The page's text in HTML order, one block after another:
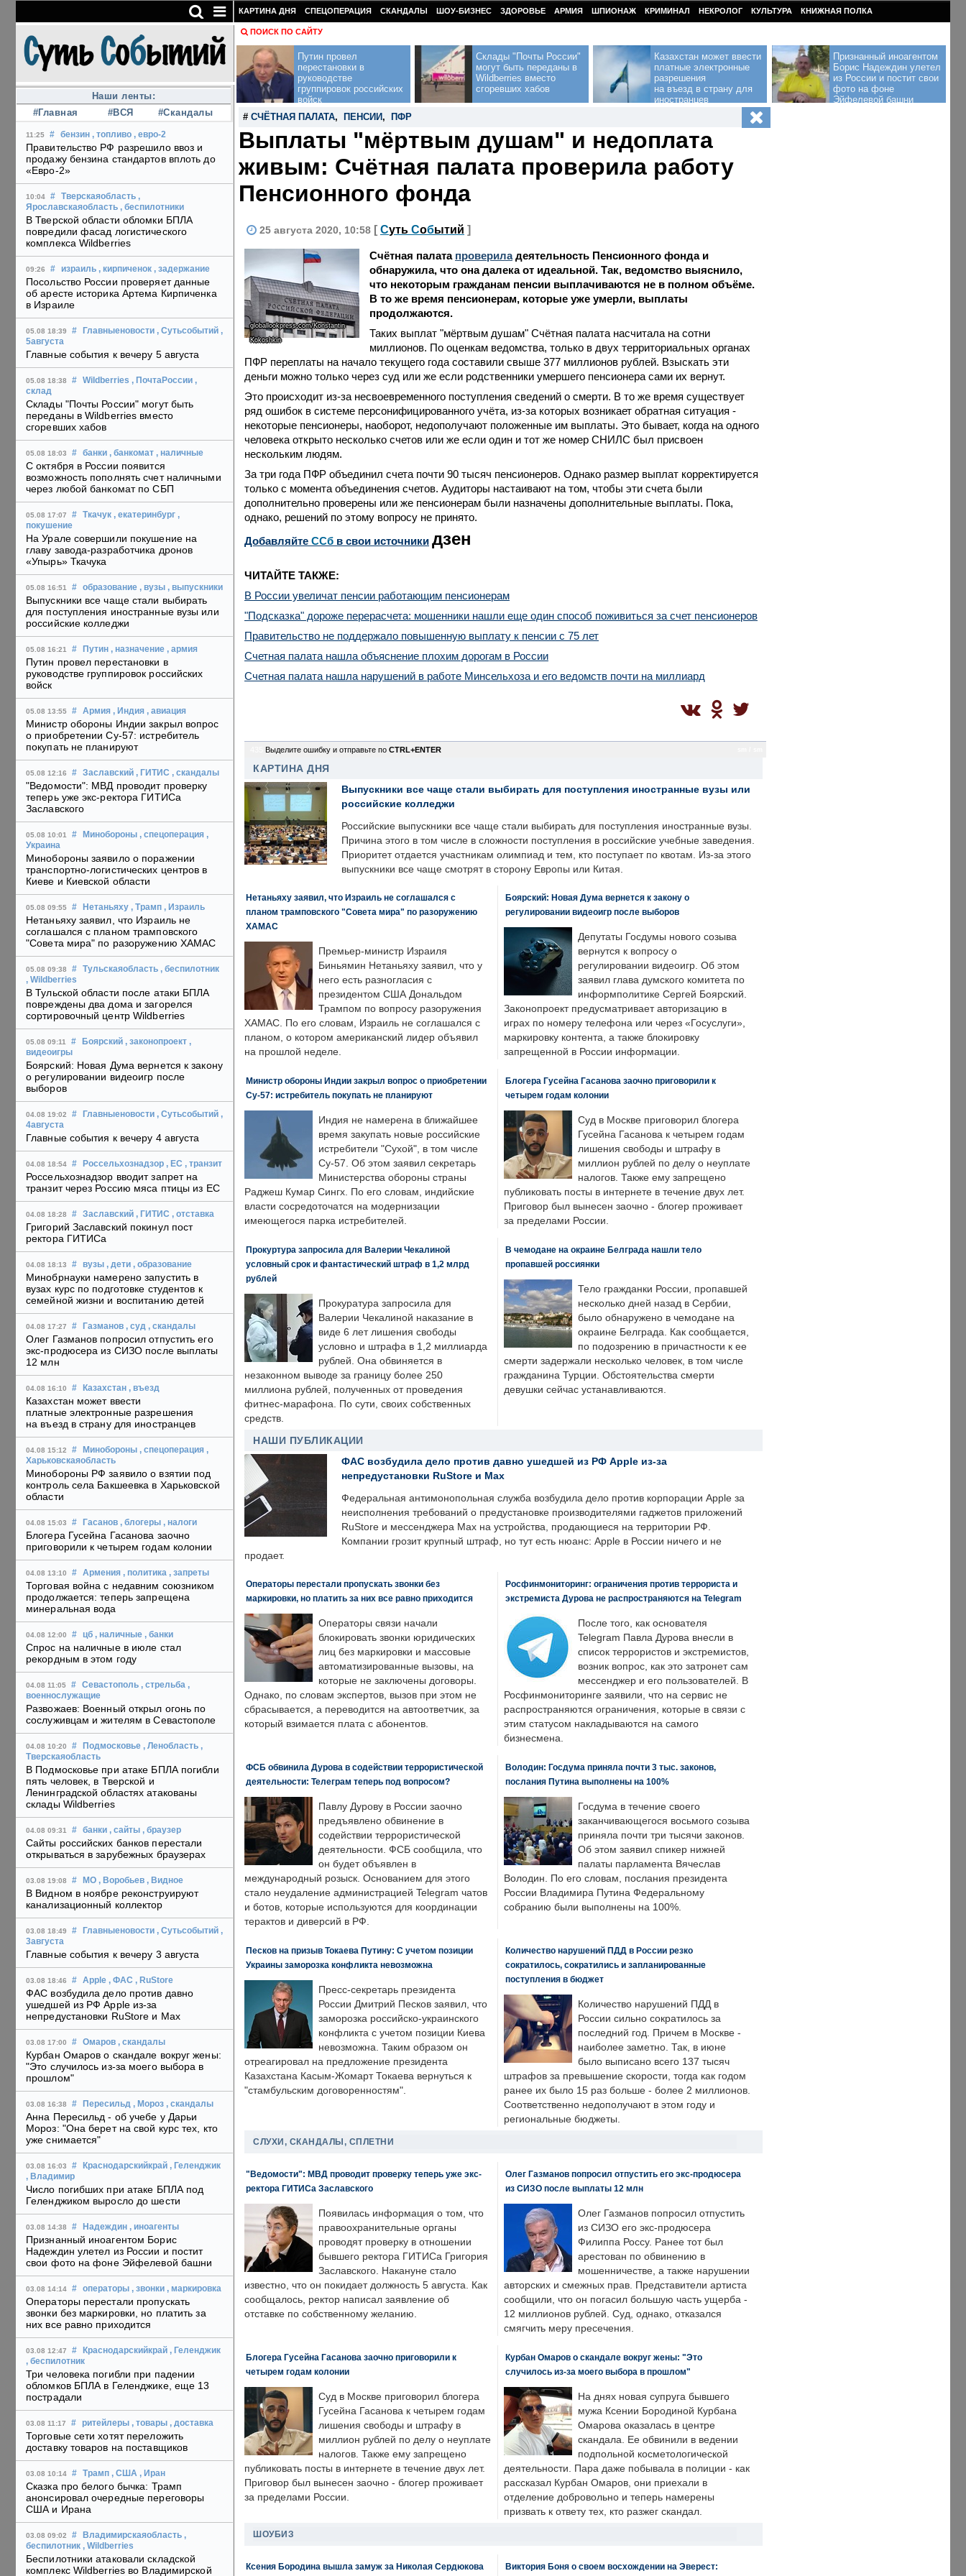
Наши ленты:
#Главная
#ВСЯ #Скандалы
11:25 # бензин , топливо , евро-2
Правительство РФ разрешило ввоз и
продажу бензина стандартов вплоть до
«Евро-2»
10:04 # Тверскаяобласть ,
Ярославскаяобласть , беспилотники
В Тверской области обломки БПЛА
повредили фасад логистического
комплекса Wildberries
09:26 # израиль , кирпиченок , задержание
Посольство России проверяет данные
об аресте историка Артема Кирпиченка
в Израиле
05.08 18:39 # Главныеновости , Сутьсобытий ,
5августа
Главные события к вечеру 5 августа
05.08 18:38 # Wildberries , ПочтаРоссии ,
склад
Склады "Почты России" могут быть
переданы в Wildberries вместо
сгоревших хабов
05.08 18:03 # банки , банкомат , наличные
С октября в России появится
возможность пополнять счет наличными
через любой банкомат по СБП
05.08 17:07 # Ткачук , екатеринбург ,
покушение
На Урале совершили покушение на
главу завода-разработчика дронов
«Упырь» Ткачука
05.08 16:51 # образование , вузы , выпускники
Выпускники все чаще стали выбирать
для поступления иностранные вузы или
российские колледжи
05.08 16:21 # Путин , назначение , армия
Путин провел перестановки в
руководстве группировок российских
войск
05.08 13:55 # Армия , Индия , авиация
Министр обороны Индии закрыл вопрос
о приобретении Су-57: истребитель
покупать не планируют
05.08 12:16 # Заславский , ГИТИС , скандалы
"Ведомости": МВД проводит проверку
теперь уже экс-ректора ГИТИСа
Заславского
05.08 10:01 # Минобороны , спецоперация ,
Украина
Минобороны заявило о поражении
транспортно-логистических центров в
Киеве и Киевской области
05.08 09:55 # Нетаньяху , Трамп , Израиль
Нетаньяху заявил, что Израиль не
соглашался с планом трамповского
"Совета мира" по разоружению ХАМАС
05.08 09:38 # Тульскаяобласть , беспилотник
, Wildberries
В Тульской области после атаки БПЛА
повреждены два дома и загорелся
сортировочный центр Wildberries
05.08 09:11 # Боярский , законопроект ,
видеоигры
Боярский: Новая Дума вернется к закону
о регулировании видеоигр после
выборов
04.08 19:02 # Главныеновости , Сутьсобытий ,
4августа
Главные события к вечеру 4 августа
04.08 18:54 # Россельхознадзор , ЕС , транзит
Россельхознадзор вводит запрет на
транзит через Россию мяса птицы из ЕС
04.08 18:28 # Заславский , ГИТИС , отставка
Григорий Заславский покинул пост
ректора ГИТИСа
04.08 18:13 # вузы , дети , образование
Минобрнауки намерено запустить в
вузах курс по подготовке студентов к
семейной жизни и воспитанию детей
04.08 17:27 # Газманов , суд , скандалы
Олег Газманов попросил отпустить его
экс-продюсера из СИЗО после выплаты
12 млн
04.08 16:10 # Казахстан , въезд
Казахстан может ввести
платные электронные разрешения
на въезд в страну для иностранцев
04.08 15:12 # Минобороны , спецоперация ,
Харьковскаяобласть
Минобороны РФ заявило о взятии под
контроль села Бакшеевка в Харьковской
области
04.08 15:03 # Гасанов , блогеры , налоги
Блогера Гусейна Гасанова заочно
приговорили к четырем годам колонии
04.08 13:10 # Армения , политика , запреты
Торговая война с недавним союзником
продолжается: теперь запрещена
минеральная вода
04.08 12:00 # цб , наличные , банки
Спрос на наличные в июле стал
рекордным в этом году
04.08 11:05 # Севастополь , стрельба ,
военнослужащие
Развожаев: Военный открыл огонь по
сослуживцам и жителям в Севастополе
04.08 10:20 # Подмосковье , Ленобласть ,
Тверскаяобласть
В Подмосковье при атаке БПЛА погибли
пять человек, в Тверской и
Ленинградской областях атакованы
склады Wildberries
04.08 09:31 # банки , сайты , браузер
Сайты российских банков перестали
открываться в зарубежных браузерах
03.08 19:08 # МО , Воробьев , Видное
В Видном в ноябре реконструируют
канализационный коллектор
03.08 18:49 # Главныеновости , Сутьсобытий ,
3августа
Главные события к вечеру 3 августа
03.08 18:46 # Apple , ФАС , RuStore
ФАС возбудила дело против давно
ушедшей из РФ Apple из-за
непредустановки RuStore и Max
03.08 17:00 # Омаров , скандалы
Курбан Омаров о скандале вокруг жены:
"Это случилось из-за моего выбора в
прошлом"
03.08 16:38 # Пересильд , Мороз , скандалы
Анна Пересильд - об учебе у Дарьи
Мороз: "Она берет на свой курс тех, кто
уже снимается"
03.08 16:03 # Краснодарскийкрай , Геленджик
, Владимир
Число погибших при атаке БПЛА под
Геленджиком выросло до шести
03.08 14:38 # Надеждин , иноагенты
Признанный иноагентом Борис
Надеждин улетел из России и постит
свои фото на фоне Эйфелевой башни
03.08 14:14 # операторы , звонки , маркировка
Операторы перестали пропускать
звонки без маркировки, но платить за
них все равно приходится
03.08 12:47 # Краснодарскийкрай , Геленджик
, беспилотник
Три человека погибли при падении
обломков БПЛА в Геленджике, еще 13
пострадали
03.08 11:17 # ритейлеры , товары , доставка
Торговые сети хотят переложить
доставку товаров на поставщиков
03.08 10:14 # Трамп , США , Иран
Сказка про белого бычка: Трамп
анонсировал очередные переговоры
США и Ирана
03.08 09:02 # Владимирскаяобласть ,
беспилотник , Wildberries
Беспилотники атаковали складской
комплекс Wildberries во Владимирской
КАРТИНА ДНЯ СПЕЦОПЕРАЦИЯ СКАНДАЛЫ ШОУ-БИЗНЕС ЗДОРОВЬЕ АРМИЯ ШПИОНАЖ КРИМИНАЛ НЕКРОЛОГ КУЛЬТУРА КНИЖНАЯ ПОЛКА
ПОИСК ПО САЙТУ
Путин провел
перестановки в
руководстве
группировок российских
войск
Склады "Почты России"
могут быть переданы в
Wildberries вместо
сгоревших хабов
Казахстан может ввести
платные электронные
разрешения
на въезд в страну для
иностранцев
Признанный иноагентом
Борис Надеждин улетел
из России и постит свои
фото на фоне
Эйфелевой башни
# СЧЁТНАЯ ПАЛАТА, ПЕНСИИ , ПФР
Выплаты "мёртвым душам" и недоплата
живым: Счётная палата проверила работу
Пенсионного фонда
25 августа 2020, 10:58 [ Суть Событий ]
globallookpress.com/Konstantin
Kokoshkin
Счётная палата провериладеятельность Пенсионного фонда и
обнаружила, что она далека от идеальной. Так, ведомство выяснило,
что некоторым гражданам пенсии выплачиваются не в полном объёме.
В то же время пенсионерам, которые уже умерли, выплаты
продолжаются.
Таких выплат "мёртвым душам" Счётная палата насчитала на сотни
миллионов. По оценкам ведомства, только в двух территориальных органах
ПФР переплаты на начало текущего года составили свыше 377 миллионов рублей. Взыскать эти
деньги можно только через суд или же если родственники умершего пенсионера сами их вернут.
Это происходит из-за несвоевременного поступления сведений о смерти. В то же время существует
ряд ошибок в системе персонифицированного учёта, из-за которых возникает обратная ситуация -
некоторые пенсионеры, наоборот, недополучают положенные им выплаты. Это бывает, когда на одного
человека открыто несколько счетов или же если один и тот же номер СНИЛС был присвоен
нескольким людям.
За три года ПФР объединил счета почти 90 тысяч пенсионеров. Однако размер выплат корректируется
только с момента объединения счетов. Аудиторы настаивают на том, чтобы эти счета были
дополнительно проверены или же пенсионерам были назначены дополнительные выплаты. Пока,
однако, решений по этому вопросу не принято.
Добавляйте CСб в свои источники дзен
ЧИТАЙТЕ ТАКЖЕ:
В России увеличат пенсии работающим пенсионерам
"Подсказка" дороже перерасчета: мошенники нашли еще один способ поживиться за счет пенсионеров
Правительство не поддержало повышенную выплату к пенсии с 75 лет
Счетная палата нашла объяснение плохим дорогам в России
Счетная палата нашла нарушений в работе Минсельхоза и его ведомств почти на миллиард
Выделите ошибку и отправьте по CTRL+ENTER
КАРТИНА ДНЯ
Выпускники все чаще стали выбирать для поступления иностранные вузы или
российские колледжи
Российские выпускники все чаще стали выбирать для поступления иностранные вузы.
Причина этого в том числе в сложности поступления в российские учебные заведения.
Приоритет отдается участникам олимпиад и тем, кто поступает по квотам. Из-за этого
выпускники все чаще смотрят в сторону Европы или Китая.
Нетаньяху заявил, что Израиль не соглашался с
планом трамповского "Совета мира" по разоружению
ХАМАС
Премьер-министр Израиля
Биньямин Нетаньяху заявил, что у
него есть разногласия с
президентом США Дональдом
Трампом по вопросу разоружения
ХАМАС. По его словам, Израиль не соглашался с
планом, о котором американский лидер объявил
на прошлой неделе.
Боярский: Новая Дума вернется к закону о
регулировании видеоигр после выборов
Депутаты Госдумы нового созыва
вернутся к вопросу о
регулировании видеоигр. Об этом
заявил глава думского комитета по
информполитике Сергей Боярский.
Законопроект предусматривает авторизацию в
играх по номеру телефона или через «Госуслуги»,
маркировку контента, а также блокировку
запрещенной в России информации.
Министр обороны Индии закрыл вопрос о приобретении
Су-57: истребитель покупать не планируют
Индия не намерена в ближайшее
время закупать новые российские
истребители "Сухой", в том числе
Су-57. Об этом заявил секретарь
Министерства обороны страны
Раджеш Кумар Сингх. По его словам, индийские
власти сосредоточатся на модернизации
имеющегося парка истребителей.
Блогера Гусейна Гасанова заочно приговорили к
четырем годам колонии
Суд в Москве приговорил блогера
Гусейна Гасанова к четырем годам
лишения свободы и штрафу в
миллион рублей по делу о неуплате
налогов. Также ему запрещено
публиковать посты в интернете в течение двух лет.
Приговор был вынесен заочно - блогер проживает
за пределами России.
Прокуртура запросила для Валерии Чекалиной
условный срок и фантастический штраф в 1,2 млрд
рублей
Прокуратура запросила для
Валерии Чекалиной наказание в
виде 6 лет лишения свободы
условно и штрафа в 1,2 миллиарда
рублей. Она обвиняется в
незаконном выводе за границу более 250
миллиона рублей, полученных от проведения
фитнес-марафона. По сути, своих собственных
средств.
В чемодане на окраине Белграда нашли тело
пропавшей россиянки
Тело гражданки России, пропавшей
несколько дней назад в Сербии,
было обнаружено в чемодане на
окраине Белграда. Как сообщается,
по подозрению в причастности к ее
смерти задержали несколько человек, в том числе
гражданина Турции. Обстоятельства смерти
девушки сейчас устанавливаются.
НАШИ ПУБЛИКАЦИИ
ФАС возбудила дело против давно ушедшей из РФ Apple из-за
непредустановки RuStore и Max
Федеральная антимонопольная служба возбудила дело против корпорации Apple за
неисполнения требований о предустановке производителями гаджетов приложений
RuStore и мессенджера Max на устройства, продающиеся на территории РФ.
Компании грозит крупный штраф, но тут есть нюанс: Apple в России ничего и не
продает.
Операторы перестали пропускать звонки без
маркировки, но платить за них все равно приходится
Операторы связи начали
блокировать звонки юридических
лиц без маркировки и массовые
автоматизированные вызовы, на
которые не заключены договоры.
Однако, по словам экспертов, вызов при этом не
сбрасывается, а переводится на автоответчик, за
который взимается плата с абонентов.
Росфинмониторинг: ограничения против террориста и
экстремиста Дурова не распространяются на Telegram
После того, как основателя
Telegram Павла Дурова внесли в
список террористов и экстремистов,
возник вопрос, как это затронет сам
мессенджер и его пользователей. В
Росфинмониторинге заявили, что на сервис не
распространяются ограничения, которые в связи с
этим статусом накладываются на самого
бизнесмена.
ФСБ обвинила Дурова в содействии террористической
деятельности: Телеграм теперь под вопросом?
Павлу Дурову в России заочно
предъявлено обвинение в
содействии террористической
деятельности. ФСБ сообщила, что
он будет объявлен в
международный розыск. Основанием для этого
стало неудаление администрацией Telegram чатов
и ботов, которые используются для координации
терактов и диверсий в РФ.
Володин: Госдума приняла почти 3 тыс. законов,
послания Путина выполнены на 100%
Госдума в течение своего
заканчивающегося восьмого созыва
приняла почти три тысячи законов.
Об этом заявил спикер нижней
палаты парламента Вячеслав
Володин. По его словам, послания президента
России Владимира Путина Федеральному
собранию были выполнены на 100%.
Песков на призыв Токаева Путину: С учетом позиции
Украины заморозка конфликта невозможна
Пресс-секретарь президента
России Дмитрий Песков заявил, что
заморозка российско-украинского
конфликта с учетом позиции Киева
невозможна. Таким образом он
отреагировал на предложение президента
Казахстана Касым-Жомарт Токаева вернуться к
"стамбульским договоренностям".
Количество нарушений ПДД в России резко
сократилось, сократились и запланированные
поступления в бюджет
Количество нарушений ПДД в
России сильно сократилось за
последний год. Причем в Москве -
наиболее заметно. Так, в июне
было выписано всего 137 тысяч
штрафов за превышение скорости, тогда как годом
ранее их было 15 раз больше - более 2 миллионов.
Соответственно недополучают в этом году и
региональные бюджеты.
СЛУХИ, СКАНДАЛЫ, СПЛЕТНИ
"Ведомости": МВД проводит проверку теперь уже экс-
ректора ГИТИСа Заславского
Появилась информация о том, что
правоохранительные органы
проводят проверку в отношении
бывшего ректора ГИТИСа Григория
Заславского. Накануне стало
известно, что он покидает должность 5 августа. Как
сообщалось, ректор написал заявление об
отставке по собственному желанию.
Олег Газманов попросил отпустить его экс-продюсера
из СИЗО после выплаты 12 млн
Олег Газманов попросил отпустить
из СИЗО его экс-продюсера
Филиппа Россу. Ранее тот был
арестован по обвинению в
мошенничестве, а также нарушении
авторских и смежных прав. Представители артиста
сообщили, что он погасил большую часть ущерба -
12 миллионов рублей. Суд, однако, отказался
смягчить меру пресечения.
Блогера Гусейна Гасанова заочно приговорили к
четырем годам колонии
Суд в Москве приговорил блогера
Гусейна Гасанова к четырем годам
лишения свободы и штрафу в
миллион рублей по делу о неуплате
налогов. Также ему запрещено
публиковать посты в интернете в течение двух лет.
Приговор был вынесен заочно - блогер проживает
за пределами России.
Курбан Омаров о скандале вокруг жены: "Это
случилось из-за моего выбора в прошлом"
На днях новая супруга бывшего
мужа Ксении Бородиной Курбана
Омарова оказалась в центре
скандала. Ее обвинили в ведении
подпольной косметологической
деятельности. Пара даже побывала в полиции - как
рассказал Курбан Омаров, они приехали в
отделение добровольно и теперь намерены
призвать к ответу тех, кто разжег скандал.
ШОУБИЗ
Ксения Бородина вышла замуж за Николая Сердюкова Виктория Боня о своем восхождении на Эверест: